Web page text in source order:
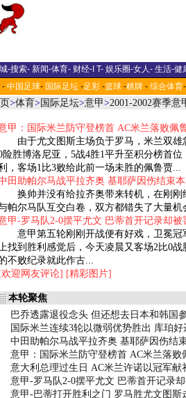
-搜索- 新闻-体育- 财经-I T- 娱乐圈-女人- 生活-健
- 中国足球- 国际足坛 -足彩 -篮球 -棋牌 - 综合体育-
>体育> 国际足坛>意甲>2001-2002赛季意
甲：国际米兰防守登榜首 AC米兰落败佩
由于尤文图斯主场负于罗马，米兰双雄
险胜博洛尼亚，5战4胜1平升至积分榜首
，客场1比3败给此前一场未胜的佩鲁贾...
田助帕尔马战平拉齐奥 基耶萨因伤结束
换帅并没有给拉齐奥带来转机，在刚刚
帕尔马队互交白卷，双方都错失了大量机
甲-罗马队2-0摆平尤文 巴蒂首开记录却被
意甲第五轮刚刚开战便有好戏，卫冕冠
找到胜利感觉后，今天凌晨又客场2比0
不败纪录就此作古...
[欢迎网友评论] [精彩图片]
本轮聚焦
巴乔透露退役念头 但还想去日本和韩国
国际米兰连续3轮以微弱优势胜出 库珀好
中田助帕尔马战平拉齐奥 基耶萨因伤结
意甲：国际米兰防守登榜首 AC米兰落败
意大利总理过生日 AC米兰许诺以冠军献
意甲-罗马队2-0摆平尤文 巴蒂首开记录
意甲-巴蒂打开胜利之门 罗马胜尤文图斯